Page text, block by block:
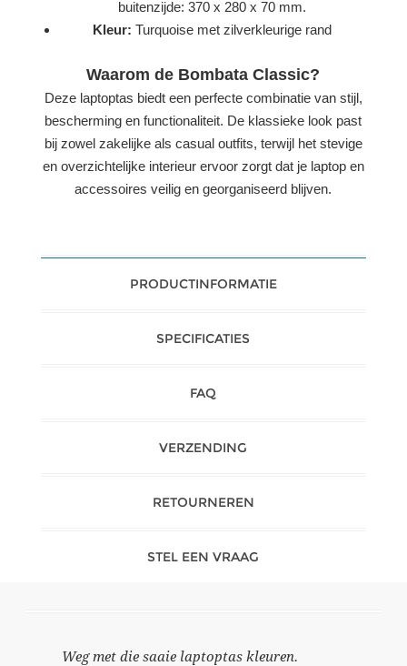
buitenzijde: 370 x 280 x 70 mm.
Kleur: Turquoise met zilverkleurige rand
Waarom de Bombata Classic?
Deze laptoptas biedt een perfecte combinatie van stijl,
bescherming en functionaliteit. De klassieke look past
bij zowel zakelijke als casual outfits, terwijl het stevige
en overzichtelijke interieur ervoor zorgt dat je laptop en
accessoires veilig en georganiseerd blijven.
PRODUCTINFORMATIE
SPECIFICATIES
FAQ
VERZENDING
RETOURNEREN
STEL EEN VRAAG
Weg met die saaie laptoptas kleuren.